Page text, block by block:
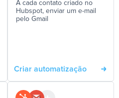
A cada contato criado no
Hubspot, enviar um e-mail
pelo Gmail
Criar automatização